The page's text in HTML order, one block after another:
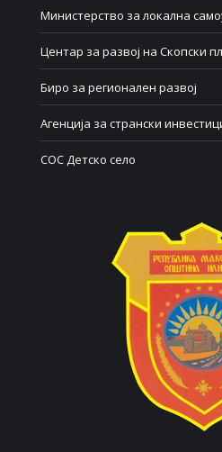
Министерство за локална
Центар за развој на Скопски
Биро за регионален развој
Агенција за странски
СОС Детско село